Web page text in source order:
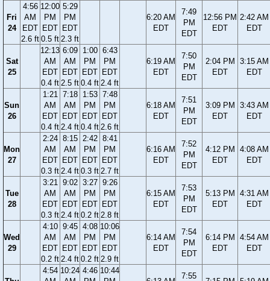
Fri
24
4:56
AM
EDT
2.6 ft
12:00
PM
EDT
0.5 ft
5:29
PM
EDT
2.3 ft
6:20 AM
EDT
7:49
PM
EDT
12:56 PM
EDT
2:42 AM
EDT
Sat
25
12:13
AM
EDT
0.4 ft
6:09
AM
EDT
2.5 ft
1:00
PM
EDT
0.4 ft
6:43
PM
EDT
2.4 ft
6:19 AM
EDT
7:50
PM
EDT
2:04 PM
EDT
3:15 AM
EDT
Sun
26
1:21
AM
EDT
0.4 ft
7:18
AM
EDT
2.4 ft
1:53
PM
EDT
0.4 ft
7:48
PM
EDT
2.6 ft
6:18 AM
EDT
7:51
PM
EDT
3:09 PM
EDT
3:43 AM
EDT
Mon
27
2:24
AM
EDT
0.3 ft
8:15
AM
EDT
2.4 ft
2:42
PM
EDT
0.3 ft
8:41
PM
EDT
2.7 ft
6:16 AM
EDT
7:52
PM
EDT
4:12 PM
EDT
4:08 AM
EDT
Tue
28
3:21
AM
EDT
0.3 ft
9:02
AM
EDT
2.4 ft
3:27
PM
EDT
0.2 ft
9:26
PM
EDT
2.8 ft
6:15 AM
EDT
7:53
PM
EDT
5:13 PM
EDT
4:31 AM
EDT
Wed
29
4:10
AM
EDT
0.2 ft
9:45
AM
EDT
2.4 ft
4:08
PM
EDT
0.2 ft
10:06
PM
EDT
2.9 ft
6:14 AM
EDT
7:54
PM
EDT
6:14 PM
EDT
4:54 AM
EDT
4:54 10:24 4:46 10:44
7:55